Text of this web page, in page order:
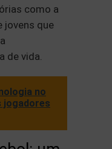
como a
jovens que
de vida.
no
jogadores